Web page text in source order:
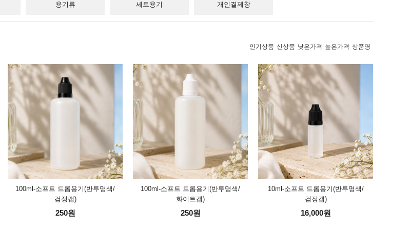
용기류 세트용기 개인결제창
인기상품 신상품 낮은가격 높은가격 상품명
100ml-소프트 드롭용기(반투명색/
검정캡)
250원
100ml-소프트 드롭용기(반투명색/
화이트캡)
250원
10ml-소프트 드롭용기(반투명색/
검정캡)
16,000원